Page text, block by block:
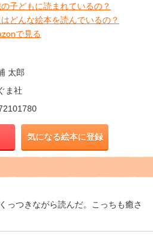
子どもに読まれているの？
どんな絵本を読んでいるの？
で見る
太郎
ま社
気になる絵本に登録
っつきながら読んだ。こっちも癒さ